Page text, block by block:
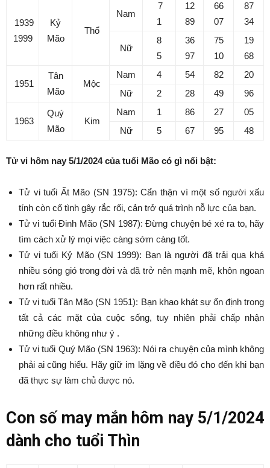
1939
1999
Kỷ
Mão
Thổ
Nam
7
1
12
89
66
07
87
34
Nữ
8
5
36
97
75
10
19
68
1951
Tân
Mão
Mộc
Nam 4 54 82
20
Nữ
2 28 49 96
1963
Quý
Mão
Kim
Nam 1 86 27
05
Nữ
5 67 95 48
Tử vi hôm nay 5/1/2024 của tuổi Mão có gì nổi bật:
Tử vi tuổi Ất Mão (SN 1975): Cẩn thận vì một số người xấu
tính còn cố tình gây rắc rối, cản trở quá trình nỗ lực của bạn.
Tử vi tuổi Đinh Mão (SN 1987): Đừng chuyện bé xé ra to, hãy
tìm cách xử lý mọi việc càng sớm càng tốt.
Tử vi tuổi Kỷ Mão (SN 1999): Bạn là người đã trải qua khá
nhiều sóng gió trong đời và đã trở nên mạnh mẽ, khôn ngoan
hơn rất nhiều.
Tử vi tuổi Tân Mão (SN 1951): Bạn khao khát sự ổn định trong
tất cả các mặt của cuộc sống, tuy nhiên phải chấp nhận
những điều không như ý .
Tử vi tuổi Quý Mão (SN 1963): Nói ra chuyện của mình không
phải ai cũng hiểu. Hãy giữ im lặng về điều đó cho đến khi bạn
đã thực sự làm chủ được nó.
Con số may mắn hôm nay 5/1/2024
dành cho tuổi Thìn